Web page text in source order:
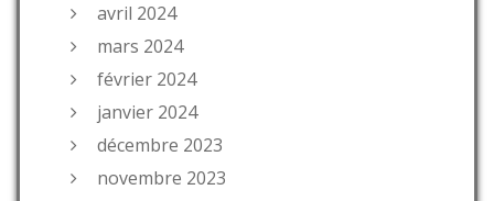
avril 2024
mars 2024
février 2024
janvier 2024
décembre 2023
novembre 2023